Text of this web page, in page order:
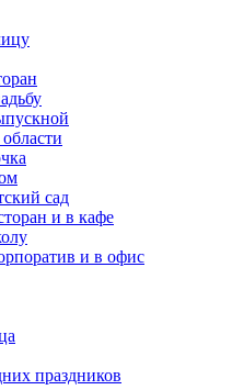
сад
и в кафе
и в офис
праздников